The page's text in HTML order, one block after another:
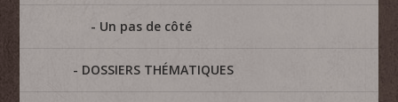
Un pas de côté
DOSSIERS THÉMATIQUES